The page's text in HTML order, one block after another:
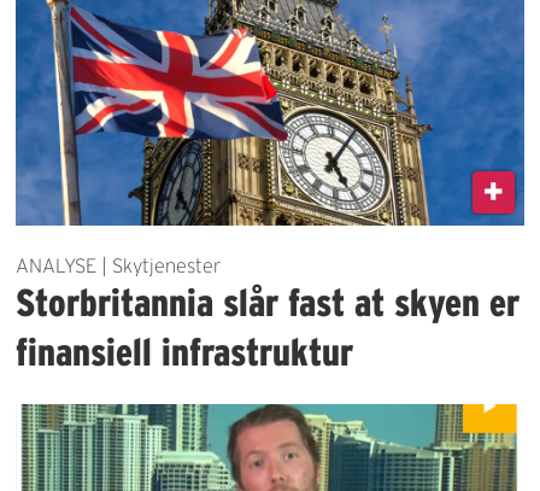
ANALYSE | Skytjenester
Storbritannia slår fast at skyen er
finansiell infrastruktur